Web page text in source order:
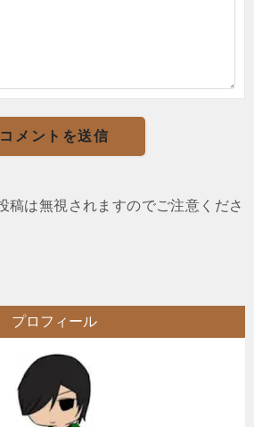
稿は無視されますのでご注意くださ
プロフィール